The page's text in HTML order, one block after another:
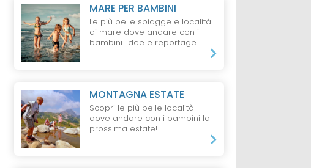
MARE PER BAMBINI
Le più belle spiagge e località
di mare dove andare con i
bambini. Idee e reportage.
MONTAGNA ESTATE
Scopri le più belle località
dove andare con i bambini la
prossima estate!